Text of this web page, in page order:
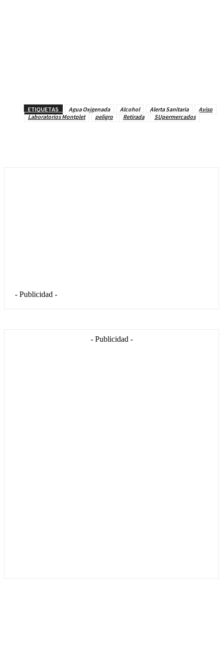
ETIQUETAS Agua Oxigenada Alcohol Alerta Sanitaria
Aviso
Laboratorios Montplet
peligro Retirada SUpermercados
- Publicidad -
- Publicidad -